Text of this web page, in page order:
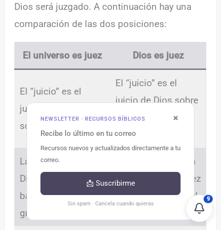
Dios será juzgado. A continuación hay una
comparación de las dos posiciones:
El universo es juez Dios es juez
El “juicio” es el
juicio del universo
sobre Dios.
El “juicio” es el
juicio de Dios sobre
el pecado y los
pecadores.
Las acciones de
Dios son puestas
bajo revisión ante el
gran tribunal
Nuestras vidas son
puestas ante el Juez
de toda la tierra, del
×
NEWSLETTER · RECURSOS BÍBLICOS
Recibe lo último en tu correo
Recursos nuevos y actualizados directamente a tu
correo.
📩 Suscribirme
Sin spam · Cancela cuando quieras
9